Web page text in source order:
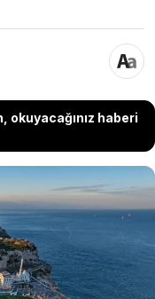
okuyacağınız haberi
1991 yılından bu
sınıflandırdığı
yapılmayan bölgeler"